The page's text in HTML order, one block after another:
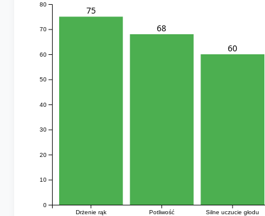
Drżenie rąk Potliwość Silne uczucie głodu
0
10
20
30
40
50
60
70
80
75
68
60